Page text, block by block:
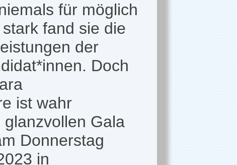
für möglich
fand sie die
der
Doch
ist wahr
Gala
Donnerstag
in